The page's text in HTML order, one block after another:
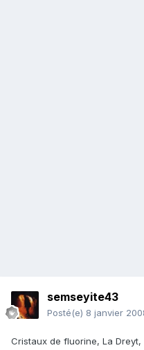
semseyite43
Posté(e) 8 janvier
Cristaux de fluorine, La